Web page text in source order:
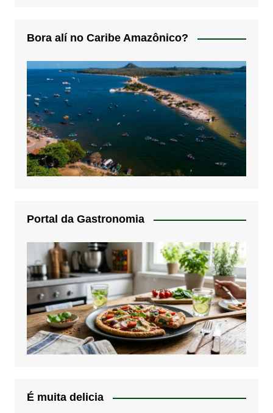
Bora alí no Caribe Amazônico?
Portal da Gastronomia
É muita delicia